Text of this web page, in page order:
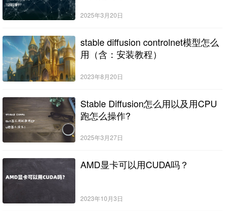
2025年3月20日
stable diffusion controlnet模型怎么
用（含：安装教程）
2023年8月20日
Stable Diffusion怎么用以及用CPU
跑怎么操作?
2025年3月27日
AMD显卡可以用CUDA吗？
2023年10月3日